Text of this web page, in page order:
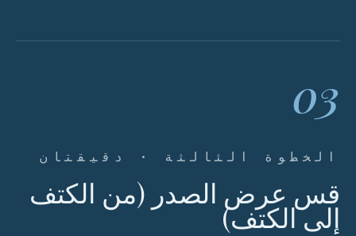
03
الخطوة الثالثة · دقيقتان
قس عرض الصدر (من الكتف
إلى الكتف)